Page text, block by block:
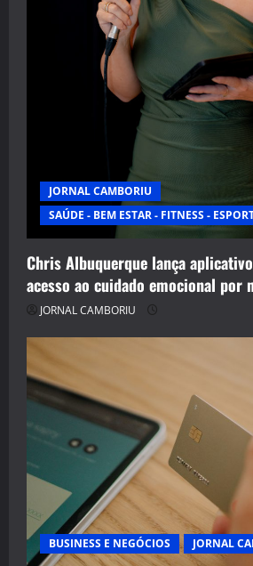
JORNAL CAMBORIU
SAÚDE - BEM ESTAR - FITNESS -
Chris Albuquerque lança
acesso ao cuidado emocional por
JORNAL CAMBORIU
BUSINESS E NEGÓCIOS JORNAL